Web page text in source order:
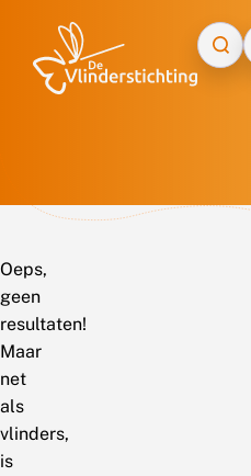
Oeps,
geen
resultaten!
Maar
net
als
vlinders,
is